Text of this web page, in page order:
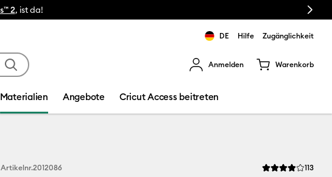
🔥 NEUERNext
DE Hilfe Zugänglichkeit
Anmelden Warenkorb
Materialien Angebote Cricut Access beitreten
Artikelnr.2012086 Die 113